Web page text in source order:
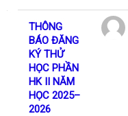
THÔNG
BÁO ĐĂNG
KÝ THỬ
HỌC PHẦN
HK II NĂM
HỌC 2025–
2026